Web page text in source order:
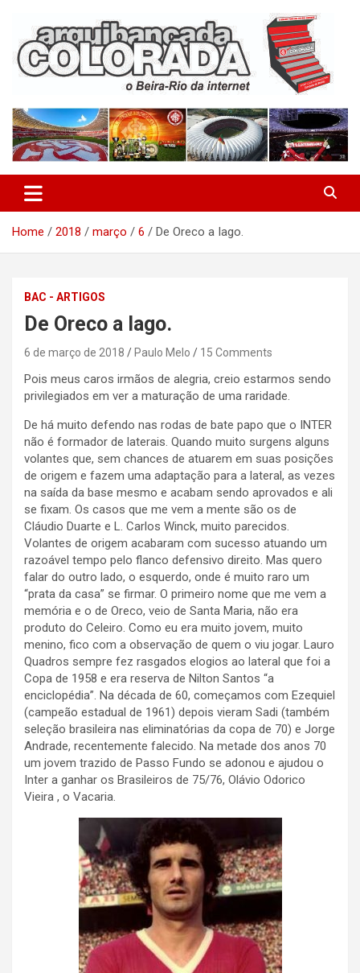
content
Arquibancada Colorada
Home 2018 março 6 De Oreco a Iago.
BAC - ARTIGOS
De Oreco a Iago.
6 de março de 2018 Paulo Melo 15 Comments
Pois meus caros irmãos de alegria, creio estarmos sendo
privilegiados em ver a maturação de uma raridade.
De há muito defendo nas rodas de bate papo que o INTER
não é formador de laterais. Quando muito surgens alguns
volantes que, sem chances de atuarem em suas posições
de origem e fazem uma adaptação para a lateral, as vezes
na saída da base mesmo e acabam sendo aprovados e ali
se fixam. Os casos que me vem a mente são os de
Cláudio Duarte e L. Carlos Winck, muito parecidos.
Volantes de origem acabaram com sucesso atuando um
razoável tempo pelo flanco defensivo direito. Mas quero
falar do outro lado, o esquerdo, onde é muito raro um
“prata da casa” se firmar. O primeiro nome que me vem a
memória e o de Oreco, veio de Santa Maria, não era
produto do Celeiro. Como eu era muito jovem, muito
menino, fico com a observação de quem o viu jogar. Lauro
Quadros sempre fez rasgados elogios ao lateral que foi a
Copa de 1958 e era reserva de Nilton Santos “a
enciclopédia”. Na década de 60, começamos com Ezequiel
(campeão estadual de 1961) depois vieram Sadi (também
seleção brasileira nas eliminatórias da copa de 70) e Jorge
Andrade, recentemente falecido. Na metade dos anos 70
um jovem trazido de Passo Fundo se adonou e ajudou o
Inter a ganhar os Brasileiros de 75/76, Olávio Odorico
Vieira , o Vacaria.